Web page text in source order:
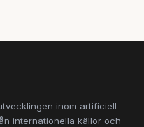
inom artificiell
internationella källor och